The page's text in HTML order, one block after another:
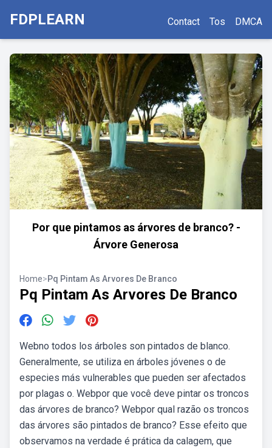
FDPLEARN Contact Tos DMCA
Por que pintamos as árvores de branco? -
Árvore Generosa
Home>Pq Pintam As Arvores De Branco
Pq Pintam As Arvores De Branco
Webno todos los árboles son pintados de blanco.
Generalmente, se utiliza en árboles jóvenes o de
especies más vulnerables que pueden ser afectados
por plagas o. Webpor que você deve pintar os troncos
das árvores de branco? Webpor qual razão os troncos
das árvores são pintados de branco? Esse efeito que
observamos na verdade é prática da calagem, que